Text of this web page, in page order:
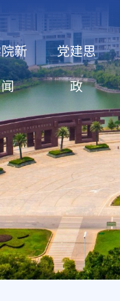
新
闻
党建思
政